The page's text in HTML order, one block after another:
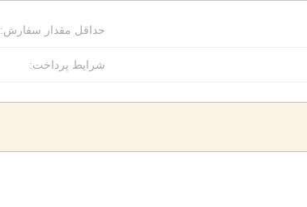
حداقل مقدار سفارش:
شرایط پرداخت: